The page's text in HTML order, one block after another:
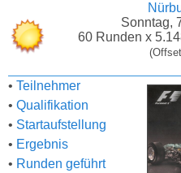
Sonntag,
60 Runden x
• Teilnehmer
• Qualifikation
• Startaufstellung
• Ergebnis
• Runden geführt